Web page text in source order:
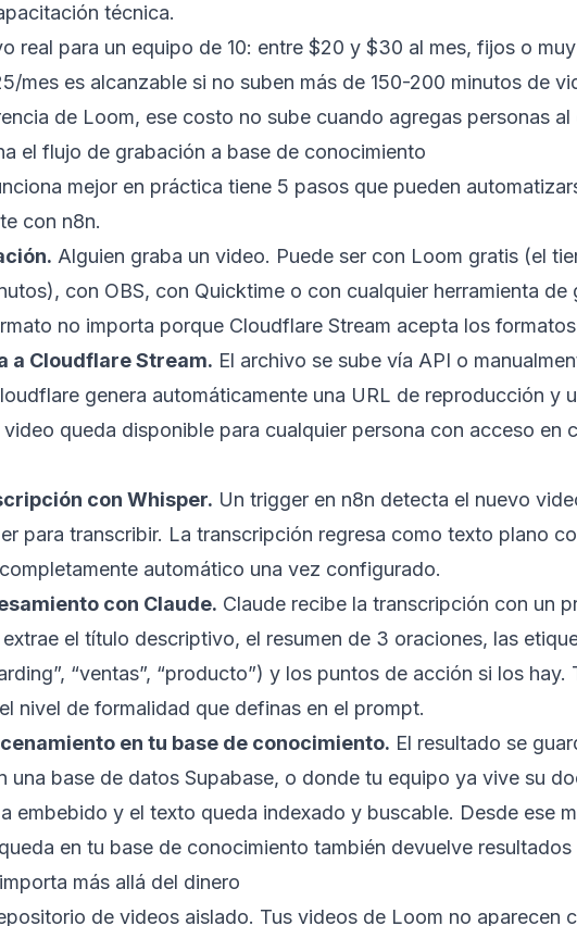
técnica.
real para un equipo de 10: entre $20 y $30 al mes, fijos o
mes es alcanzable si no suben más de 150-200 minutos de
de Loom, ese costo no sube cuando agregas personas al
el flujo de grabación a base de conocimiento
mejor en práctica tiene 5 pasos que pueden
con n8n.
Alguien graba un video. Puede ser con Loom gratis (el
con OBS, con Quicktime o con cualquier herramienta de
no importa porque Cloudflare Stream acepta los
a Cloudflare Stream. El archivo se sube vía API o
genera automáticamente una URL de reproducción y
queda disponible para cualquier persona con acceso en
con Whisper. Un trigger en n8n detecta el nuevo
para transcribir. La transcripción regresa como texto plano
automático una vez configurado.
con Claude. Claude recibe la transcripción con un
el título descriptivo, el resumen de 3 oraciones, las
“ventas”, “producto”) y los puntos de acción si los hay.
nivel de formalidad que definas en el prompt.
en tu base de conocimiento. El resultado se
una base de datos Supabase, o donde tu equipo ya vive su
embebido y el texto queda indexado y buscable. Desde ese
en tu base de conocimiento también devuelve resultados
más allá del dinero
de videos aislado. Tus videos de Loom no aparecen